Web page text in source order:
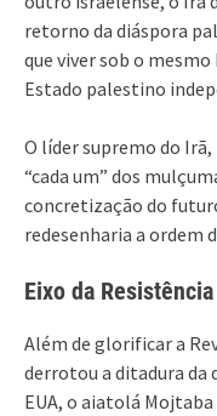
retorno da diáspora
que viver sob o
Estado palestino
O líder supremo do
“cada um” dos
concretização do
redesenharia a ordem
Eixo da Resistência
Além de glorificar a
derrotou a ditadura da
EUA, o aiatolá